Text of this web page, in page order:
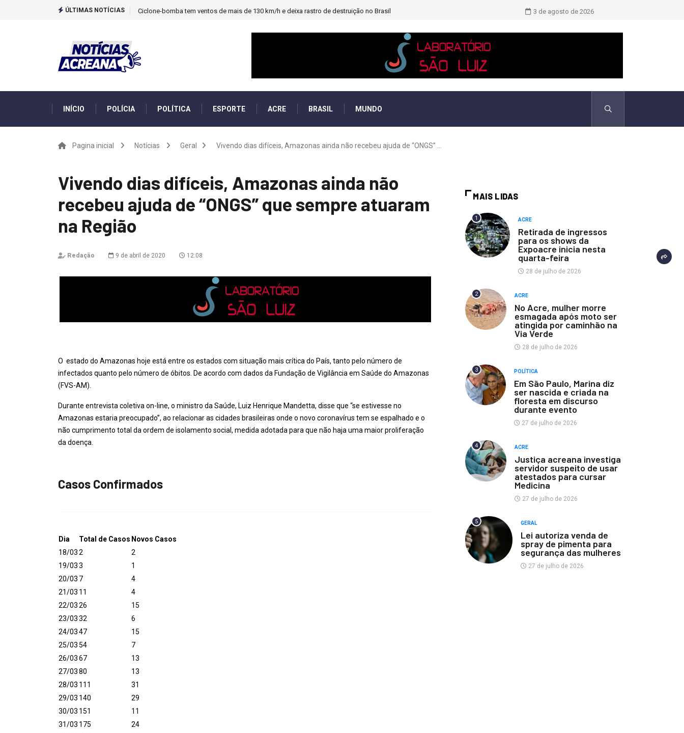
ÚLTIMAS NOTÍCIAS Ciclone-bomba tem ventos de mais de 130 km/h e deixa rastro de destruição no Brasil TCU identificou desvios de dinheiro
3 de agosto de 2026
INÍCIO POLÍCIA POLÍTICA ESPORTE ACRE BRASIL MUNDO
Pagina inicial Notícias Geral Vivendo dias difíceis, Amazonas ainda não recebeu ajuda de “ONGS” ...
Vivendo dias difíceis, Amazonas ainda não
recebeu ajuda de “ONGS” que sempre atuaram
na Região
Redação 9 de abril de 2020 12:08
O estado do Amazonas hoje está entre os estados com situação mais crítica do País, tanto pelo número de
infectados quanto pelo número de óbitos. De acordo com dados da Fundação de Vigilância em Saúde do Amazonas
(FVS-AM).
Durante entrevista coletiva on-line, o ministro da Saúde, Luiz Henrique Mandetta, disse que “se estivesse no
Amazonas estaria preocupado”, ao relacionar as cidades brasileiras onde o novo coronavírus tem se espalhado e o
não cumprimento total da ordem de isolamento social, medida adotada para que não haja uma maior proliferação
da doença.
Casos Confirmados
Dia Total de Casos Novos Casos
18/032
2
19/033
1
20/03 7
4
21/03 11
4
22/0326
15
23/0332
6
24/0347
15
25/0354
7
26/0367
13
27/0380
13
28/03 111
31
29/03 140
29
30/03 151
11
31/03 175
24
MAIS LIDAS
1 ACRE
Retirada de ingressos
para os shows da
Expoacre inicia nesta
quarta-feira
28 de julho de 2026
2 ACRE
No Acre, mulher morre
esmagada após moto ser
atingida por caminhão na
Via Verde
28 de julho de 2026
3 POLÍTICA
Em São Paulo, Marina diz
ser nascida e criada na
floresta em discurso
durante evento
27 de julho de 2026
4 ACRE
Justiça acreana investiga
servidor suspeito de usar
atestados para cursar
Medicina
27 de julho de 2026
5 GERAL
Lei autoriza venda de
spray de pimenta para
segurança das mulheres
27 de julho de 2026